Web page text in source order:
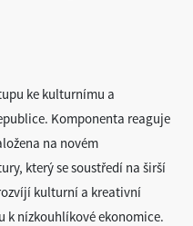
ke kulturnímu a
Komponenta reaguje
na novém
který se soustředí na širší
kulturní a kreativní
k nízkouhlíkové ekonomice.